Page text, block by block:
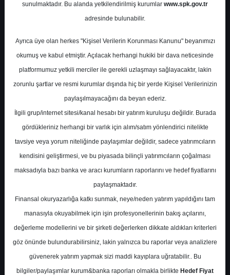
İnfo Yatırım 02 Nisan 2025
Aksa Enerji Analist Toplantı Notları
S.No Dosya Adı İndir
1
info-aksen-analist-toplanti-
notlari-448441
İlgili
Dosyayı İndir
sunulmaktadır. Bu alanda yetkilendirilmiş kurumlar www.spk.gov.tr
adresinde bulunabilir.
Ayrıca üye olan herkes "Kişisel Verilerin Korunması Kanunu" beyanımızı
okumuş ve kabul etmiştir. Açılacak herhangi hukiki bir dava neticesinde
platformumuz yetkili merciler ile gerekli uzlaşmayı sağlayacaktır, lakin
zorunlu şartlar ve resmi kurumlar dışında hiç bir yerde Kişisel Verilerinizin
paylaşılmayacağını da beyan ederiz.
İlgili grup/internet sitesi/kanal hesabı bir yatırım kuruluşu değildir. Burada
gördükleriniz herhangi bir varlık için alım/satım yönlendirici nitelikte
tavsiye veya yorum niteliğinde paylaşımlar değildir, sadece yatırımcıların
kendisini geliştirmesi, ve bu piyasada bilinçli yatırımcıların çoğalması
maksadıyla bazı banka ve aracı kurumların raporlarını ve hedef fiyatlarını
paylaşmaktadır.
Finansal okuryazarlığa katkı sunmak, neye/neden yatırım yapıldığını tam
manasıyla okuyabilmek için işin profesyonellerinin bakış açılarını,
değerleme modellerini ve bir şirketi değerlerken dikkate aldıkları kriterleri
göz önünde bulundurabilirsiniz, lakin yalnızca bu raporlar veya analizlere
güvenerek yatırım yapmak sizi maddi kayıplara uğratabilir.. Bu
bilgiler/paylaşımlar kurum&banka raporları olmakla birlikte Hedef Fiyat